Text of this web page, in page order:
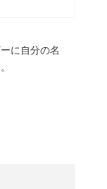
に自分の名